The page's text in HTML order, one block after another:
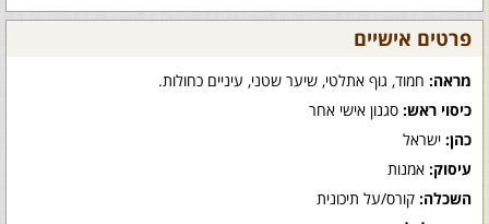
פרטים אישיים
מראה: חמוד, גוף אתלטי, שיער שטני, עיניים כחולות.
כיסוי ראש: סגנון אישי אחר
כהן: ישראל
עיסוק: אמנות
השכלה: קורס/על תיכונית